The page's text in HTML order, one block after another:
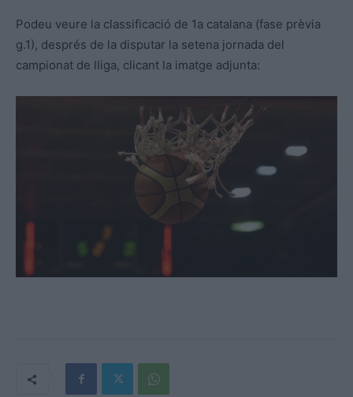
Podeu veure la classificació de 1a catalana (fase prèvia
g.1), després de la disputar la setena jornada del
campionat de lliga, clicant la imatge adjunta: